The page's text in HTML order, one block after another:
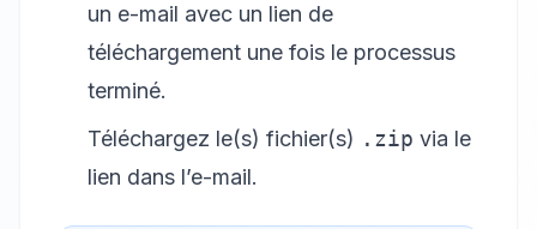
un e-mail avec un lien de
téléchargement une fois le processus
terminé.
Téléchargez le(s) fichier(s) .zip via le
lien dans l’e-mail.